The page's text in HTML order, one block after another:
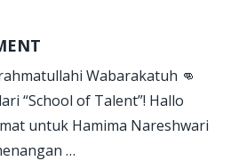
Wabarakatuh 👊
“School of Talent”! Hallo
untuk Hamima Nareshwari
…